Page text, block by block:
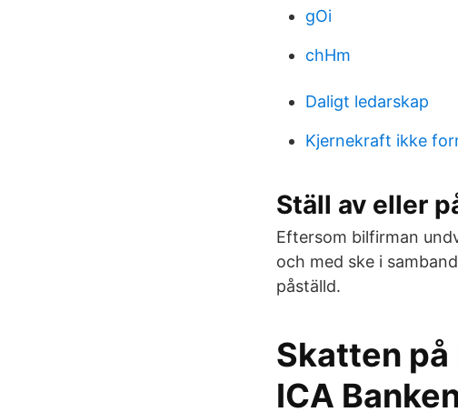
gOi
chHm
Daligt ledarskap
Kjernekraft ikke
Ställ av eller
Eftersom bilfirman
och med ske i
påställd.
Skatten på
ICA